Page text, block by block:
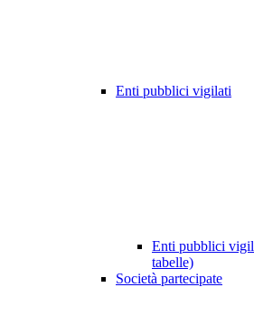
Enti pubblici vigilati
Enti pubblici
tabelle)
Società partecipate